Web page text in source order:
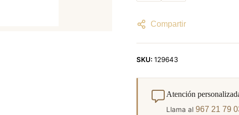
Compartir
SKU: 129643
Atención
Llama al 967 21 79